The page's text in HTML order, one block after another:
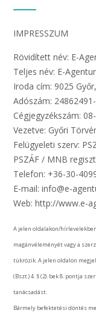
IMPRESSZUM
Rövidített név: E-
Teljes név: E-
Iroda cím: 9025
Adószám:
Cégjegyzékszám:
Vezetve: Győri
Felügyeleti szerv:
PSZÁF / MNB
Telefon: +36-30-
E-mail: info@e-
Web: http://www.e-
A jelen oldalakon/
magánvéleményét vagy a
tükrözik. A jelen oldalon
(Bszt.) 4. § (2). bek 8. pontja
tanácsadást.
Bármely befektetési döntés